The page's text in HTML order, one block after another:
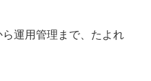
運用管理まで、たよれ